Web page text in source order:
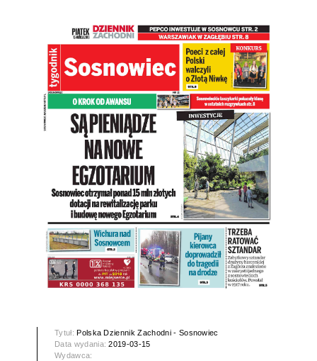
Tytuł:Polska Dziennik Zachodni - Sosnowiec
Data wydania:2019-03-15
Wydawca: